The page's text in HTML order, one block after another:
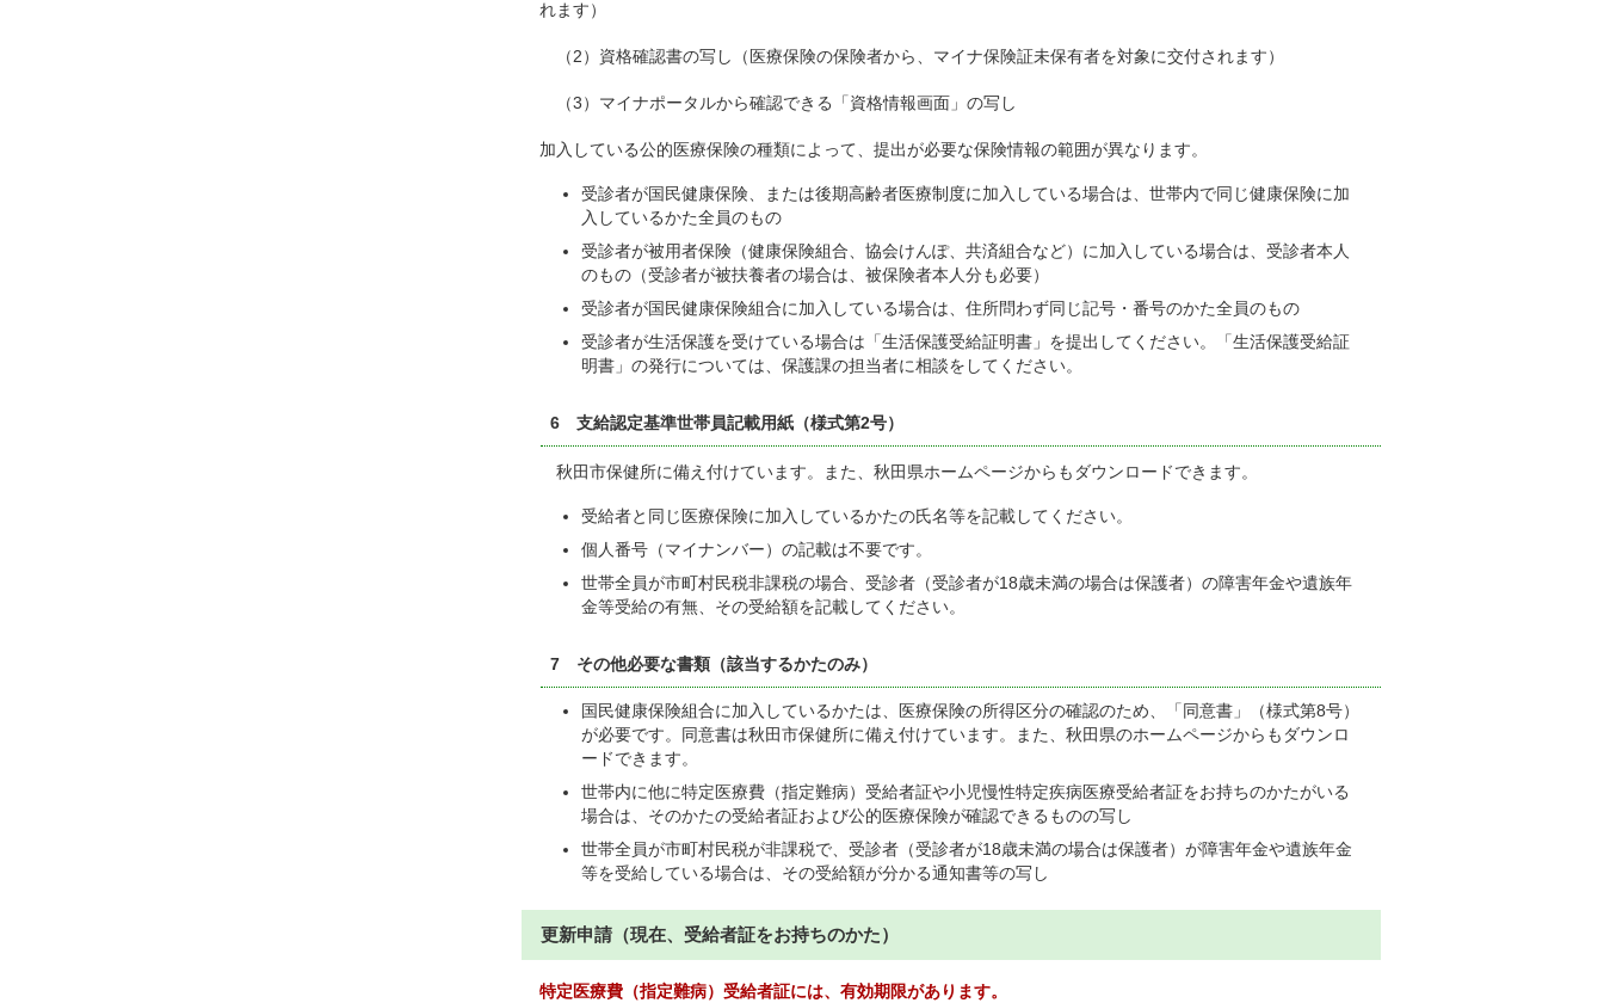
れます）
（2）資格確認書の写し（医療保険の保険者から、マイナ保険証未保有者を対象に交付されます）
（3）マイナポータルから確認できる「資格情報画面」の写し
加入している公的医療保険の種類によって、提出が必要な保険情報の範囲が異なります。
受診者が国民健康保険、または後期高齢者医療制度に加入している場合は、世帯内で同じ健康保険に加
入しているかた全員のもの
受診者が被用者保険（健康保険組合、協会けんぽ、共済組合など）に加入している場合は、受診者本人
のもの（受診者が被扶養者の場合は、被保険者本人分も必要）
受診者が国民健康保険組合に加入している場合は、住所問わず同じ記号・番号のかた全員のもの
受診者が生活保護を受けている場合は「生活保護受給証明書」を提出してください。「生活保護受給証
明書」の発行については、保護課の担当者に相談をしてください。
6 支給認定基準世帯員記載用紙（様式第2号）
秋田市保健所に備え付けています。また、秋田県ホームページからもダウンロードできます。
受給者と同じ医療保険に加入しているかたの氏名等を記載してください。
個人番号（マイナンバー）の記載は不要です。
世帯全員が市町村民税非課税の場合、受診者（受診者が18歳未満の場合は保護者）の障害年金や遺族年
金等受給の有無、その受給額を記載してください。
7 その他必要な書類（該当するかたのみ）
国民健康保険組合に加入しているかたは、医療保険の所得区分の確認のため、「同意書」（様式第8号）
が必要です。同意書は秋田市保健所に備え付けています。また、秋田県のホームページからもダウンロ
ードできます。
世帯内に他に特定医療費（指定難病）受給者証や小児慢性特定疾病医療受給者証をお持ちのかたがいる
場合は、そのかたの受給者証および公的医療保険が確認できるものの写し
世帯全員が市町村民税が非課税で、受診者（受診者が18歳未満の場合は保護者）が障害年金や遺族年金
等を受給している場合は、その受給額が分かる通知書等の写し
更新申請（現在、受給者証をお持ちのかた）
特定医療費（指定難病）受給者証には、有効期限があります。